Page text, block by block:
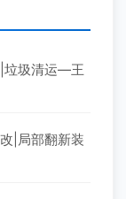
垃圾清运—王
|局部翻新装